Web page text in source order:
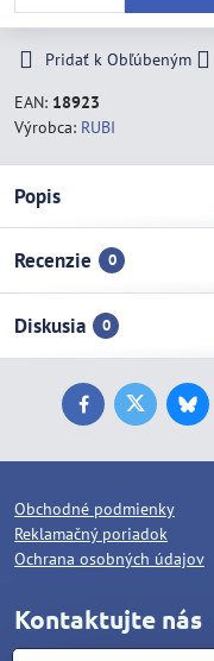
Pridať k Obľúbeným
EAN: 18923
Výrobca: RUBI
Popis
Recenzie 0
Diskusia 0
FacebookTwitter
Obchodné podmienky
Reklamačný poriadok
Ochrana osobných údajov
Kontaktujte nás